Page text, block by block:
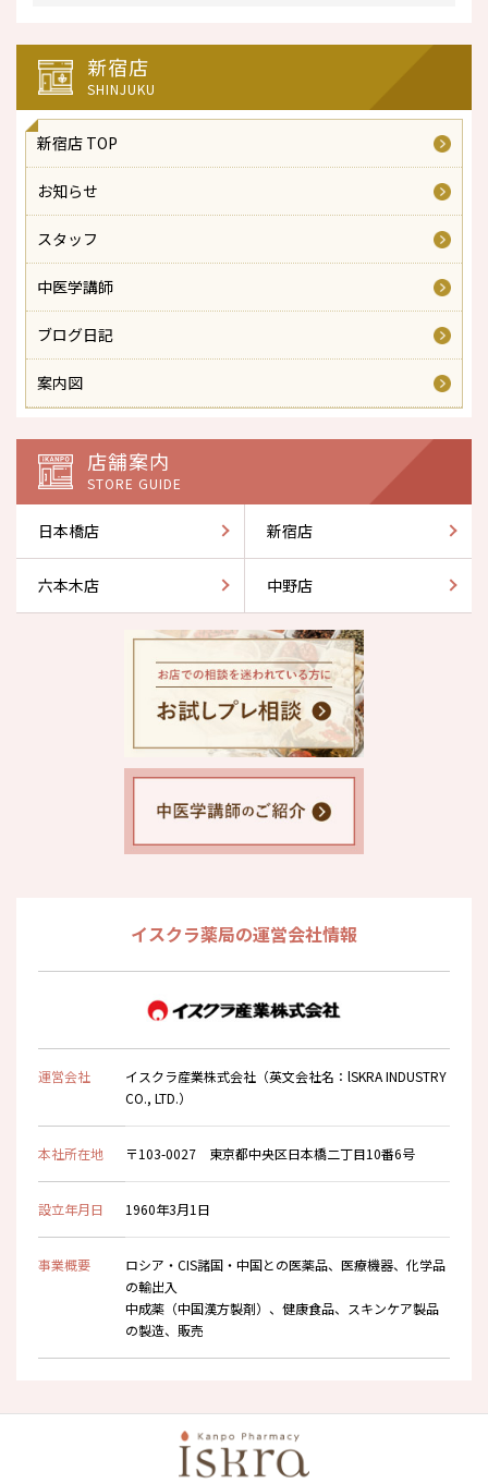
新宿店
SHINJUKU
新宿店 TOP
お知らせ
スタッフ
中医学講師
ブログ日記
案内図
店舗案内
STORE GUIDE
日本橋店 新宿店
六本木店 中野店
イスクラ薬局の運営会社情報
運営会社
イスクラ産業株式会社（英文会社名：lSKRA INDUSTRY
CO., LTD.）
本社所在地 〒103-0027 東京都中央区日本橋二丁目10番6号
設立年月日 1960年3月1日
事業概要
ロシア・CIS諸国・中国との医薬品、医療機器、化学品
の輸出入
中成薬（中国漢方製剤）、健康食品、スキンケア製品
の製造、販売